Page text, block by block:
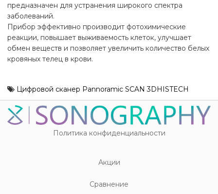
предназначен для устранения широкого спектра
заболеваний.
Прибор эффективно производит фотохимические
реакции, повышает выживаемость клеток, улучшает
обмен веществ и позволяет увеличить количество белых
кровяных телец в крови.
Цифровой сканер Pannoramic SCAN 3DHISTECH
Политика конфиденциальности
Акции
Cравнение